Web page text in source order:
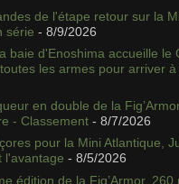
de l'étape retour sur la
série - 8/9/2026
baie d'Enoshima accueille le
les armes pour arriver
en double de la
- Classement - 8/7/2026
pour la Mini Atlantique,
l'avantage - 8/5/2026
édition de la Fig’Armor, 260